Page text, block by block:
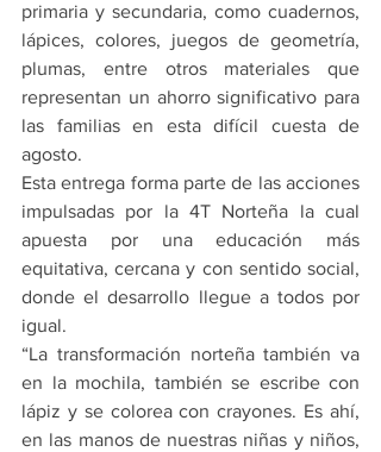
primaria y secundaria, como cuadernos,
lápices, colores, juegos de geometría,
plumas, entre otros materiales que
representan un ahorro significativo para
las familias en esta difícil cuesta de
agosto.
Esta entrega forma parte de las acciones
impulsadas por la 4T Norteña la cual
apuesta por una educación más
equitativa, cercana y con sentido social,
donde el desarrollo llegue a todos por
igual.
“La transformación norteña también va
en la mochila, también se escribe con
lápiz y se colorea con crayones. Es ahí,
en las manos de nuestras niñas y niños,